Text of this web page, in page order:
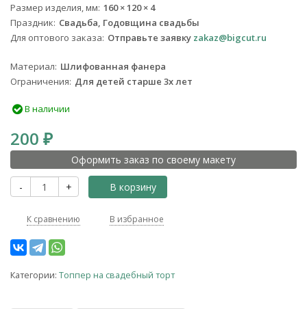
Размер изделия, мм 160 × 120 × 4
Праздник Свадьба, Годовщина свадьбы
Для оптового заказа Отправьте заявку zakaz@bigcut.ru
Материал Шлифованная фанера
Ограничения Для детей старше 3х лет
В наличии
200 ₽
Оформить заказ по своему макету
- + В корзину
К сравнению В избранное
Категории: Топпер на свадебный торт